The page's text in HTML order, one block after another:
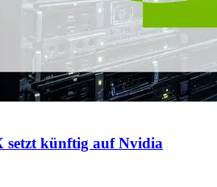
setzt künftig auf Nvidia